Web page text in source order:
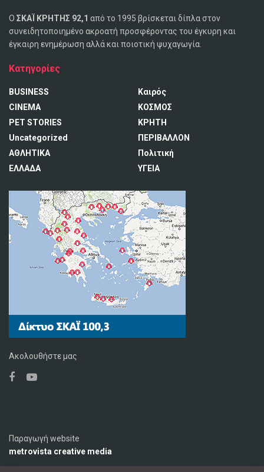
Ο ΣΚΑΪ ΚΡΗΤΗΣ 92,1 από το 1995 βρίσκεται δίπλα στον
συνειδητοποιημένο ακροατή προσφέροντας του έγκυρη και
έγκαιρη ενημέρωση αλλά και ποιοτική ψυχαγωγία.
Κατηγορίες
BUSINESS
CINEMA
PET STORIES
Uncategorized
ΑΘΛΗΤΙΚΑ
ΕΛΛΑΔΑ
Καιρός
ΚΟΣΜΟΣ
ΚΡΗΤΗ
ΠΕΡΙΒΑΛΛΟΝ
Πολιτική
ΥΓΕΙΑ
Ακολουθήστε μας
Παραγωγή website
metrovista creative media